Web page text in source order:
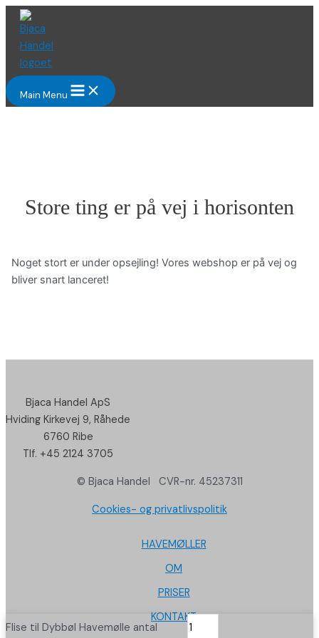
Gå
indholdet
Main Menu
Store ting er på vej i horisonten
Noget stort er under opsejling! Vores webshop er på vej og
bliver snart lanceret!
Bjaca Handel ApS
Hviding Kirkevej 9, Råhede
6760 Ribe
Tlf. +45 2124 3705
© Bjaca Handel CVR-nr. 45237311
Cookies- og privatlivspolitik
HAVEMØLLER
OM
PRISER
KONTAKT
Flise til Dybbøl Havemølle antal